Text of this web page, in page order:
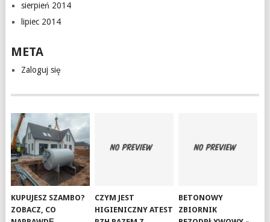
sierpień 2014
lipiec 2014
META
Zaloguj się
KUPUJESZ SZAMBO?
ZOBACZ, CO
CZYM JEST
HIGIENICZNY ATEST
BETONOWY
ZBIORNIK